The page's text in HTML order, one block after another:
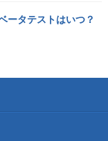
ータテストはいつ？